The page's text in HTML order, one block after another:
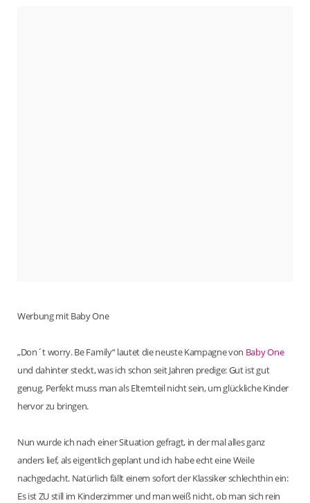
Werbung mit Baby One
„Don´t worry. Be Family“ lautet die neuste Kampagne von Baby One
und dahinter steckt, was ich schon seit Jahren predige: Gut ist gut
genug. Perfekt muss man als Elternteil nicht sein, um glückliche Kinder
hervor zu bringen.
Nun wurde ich nach einer Situation gefragt, in der mal alles ganz
anders lief, als eigentlich geplant und ich habe echt eine Weile
nachgedacht. Natürlich fällt einem sofort der Klassiker schlechthin ein:
Es ist ZU still im Kinderzimmer und man weiß nicht, ob man sich rein